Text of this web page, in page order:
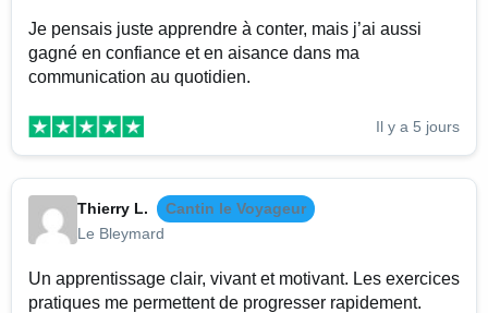
Je pensais juste apprendre à conter, mais j’ai aussi
gagné en confiance et en aisance dans ma
communication au quotidien.
Il y a 5 jours
Thierry L.
Cantin le Voyageur
Le Bleymard
Un apprentissage clair, vivant et motivant. Les exercices
pratiques me permettent de progresser rapidement.